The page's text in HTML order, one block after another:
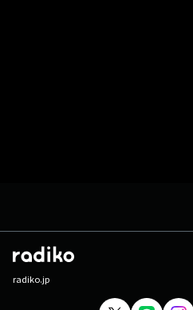
radiko.jp